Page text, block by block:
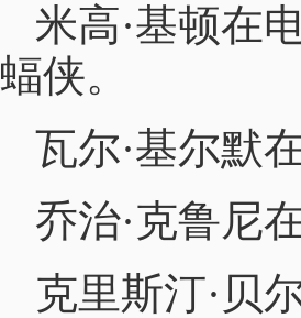
米高·基顿在
蝠侠。
瓦尔·基尔默
乔治·克鲁尼
克里斯汀·贝